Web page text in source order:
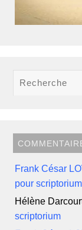
Frank César
pour scriptorium
Hélène
scriptorium